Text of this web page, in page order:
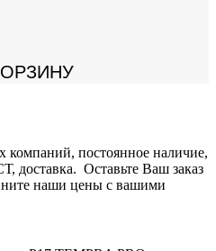
компаний, постоянное наличие,
доставка. Оставьте Ваш заказ
наши цены с вашими